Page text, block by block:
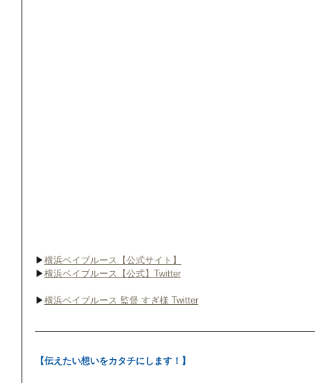
▶︎横浜ベイブルース【公式サイト】
▶︎横浜ベイブルース【公式】Twitter
▶︎横浜ベイブルース 監督 すぎ様 Twitter
【伝えたい想いをカタチにします！】